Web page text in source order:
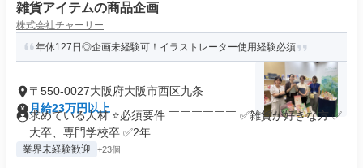
雑貨アイテムの商品企画
株式会社チャーリー
年休127日◎企画未経験可！イラストレーター使用経験必須
〒550-0027大阪府大阪市西区九条
月給23万円以上
求めている人材 ⭐必須要件 ￣￣￣￣￣￣ ✅雑貨が好きな方 ✅
大卒、専門学校卒 ✅2年...
業界未経験歓迎 +23個